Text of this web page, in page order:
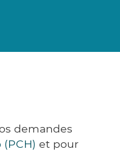
demandes
et pour